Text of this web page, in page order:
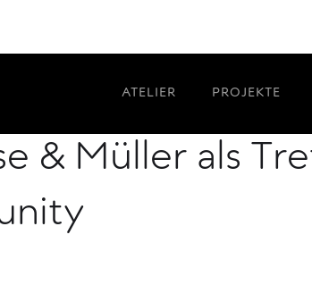
ATELIER PROJEKTE
Atelier
& Müller als